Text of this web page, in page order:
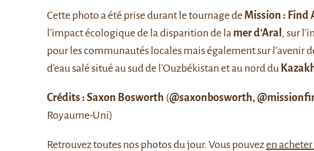
Cette photo a été prise durant le tournage de Mission : Find
l’impact écologique de la disparition de la mer d’Aral, sur
pour les communautés locales mais également sur l’avenir
d’eau salé situé au sud de l’Ouzbékistan et au nord du
Crédits : Saxon Bosworth (@saxonbosworth,
Royaume-Uni)
Retrouveztoutes nos photos du jour. Vous pouvezen